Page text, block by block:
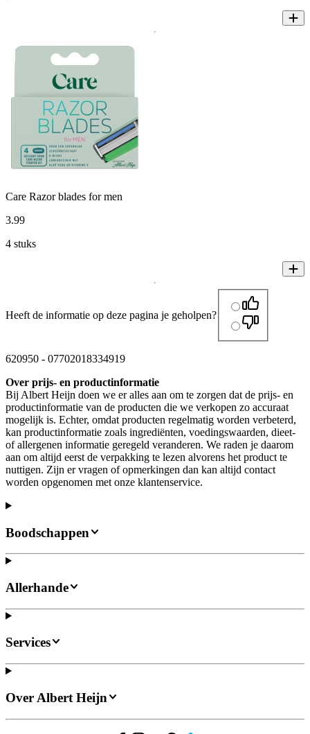
Care Razor blades for men
3.99
4 stuks
Heeft de informatie op deze pagina je geholpen?
620950 - 07702018334919
Over prijs- en productinformatie
Bij Albert Heijn doen we er alles aan om te zorgen dat de prijs- en
productinformatie van de producten die we verkopen zo accuraat
mogelijk is. Echter, omdat producten regelmatig worden verbeterd,
kan productinformatie zoals ingrediënten, voedingswaarden, dieet-
of allergenen informatie geregeld veranderen. We raden je daarom
aan om altijd eerst de verpakking te lezen alvorens het product te
nuttigen. Zijn er vragen of opmerkingen dan kan altijd contact
worden opgenomen met onze klantenservice.
Boodschappen
Allerhande
Services
Over Albert Heijn